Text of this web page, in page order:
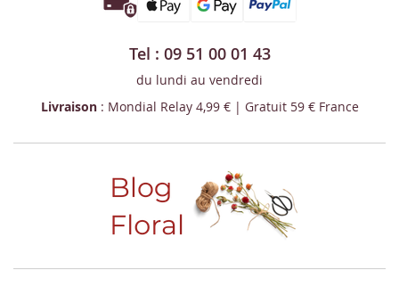
Tel : 09 51 00 01 43
du lundi au vendredi
Livraison: Mondial Relay 4,99 € | Gratuit 59 € France